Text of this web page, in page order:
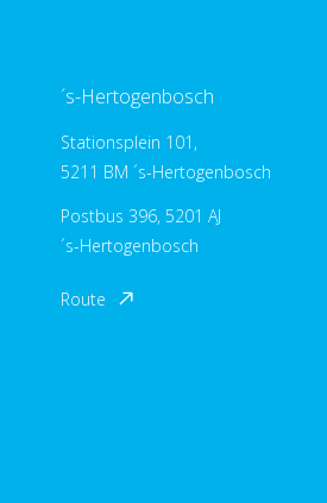
´s-Hertogenbosch
Stationsplein 101,
5211 BM ´s-Hertogenbosch
Postbus 396, 5201 AJ
´s-Hertogenbosch
Route